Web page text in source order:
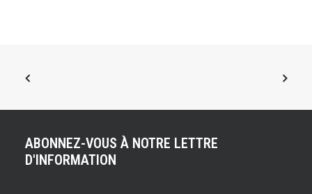
ABONNEZ-VOUS À NOTRE LETTRE
D'INFORMATION